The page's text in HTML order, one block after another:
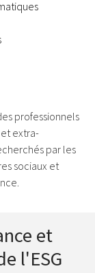
professionnels
extra-
par les
sociaux et
et
l'ESG